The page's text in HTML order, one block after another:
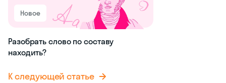
Новое
Разобрать слово по составу
находить?
К следующей статье